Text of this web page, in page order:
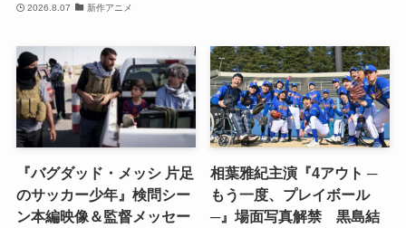
2026.8.07 新作アニメ
『バグダッド・メッシ 片足
のサッカー少年』検問シー
ン本編映像＆監督メッセー
相葉雅紀主演『4アウト ─
もう一度、プレイボール
─』場面写真解禁 黒島結